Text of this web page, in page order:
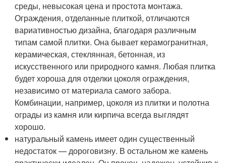
среды, невысокая цена и простота монтажа.
Ограждения, отделанные плиткой, отличаются
вариативностью дизайна, благодаря различным
типам самой плитки. Она бывает керамогранитная,
керамическая, стеклянная, бетонная, из
искусственного или природного камня. Любая плитка
будет хороша для отделки цоколя ограждения,
независимо от материала самого забора.
Комбинации, например, цоколя из плитки и полотна
ограды из камня или кирпича всегда выглядят
хорошо.
натуральный камень имеет один существенный
недостаток — дороговизну. В остальном же камень